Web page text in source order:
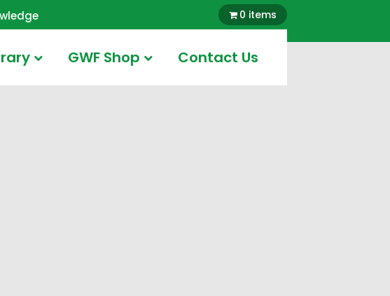
0 items
GWF Shop Contact Us